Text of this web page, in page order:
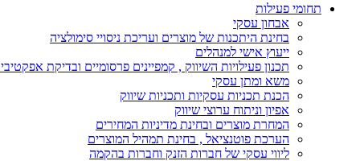
תחומי פעילות
אבחון עסקי
בחינת היתכנות של מוצרים ועריכת ניסויי סימולציה
ייעוץ אישי למנהלים
תכנון פעילויות השיווק , קמפיינים פרסומיים ובדיקת
משא ומתן עסקי
הכנת תכניות עסקיות ותכניות שיווק
אפיון וניתוח ערוצי שיווק
המחרת מוצרים ובחינת מדיניות המחירים
הערכת פוטנציאל , בחינת תמהיל המוצרים
ליווי עסקי של חברות הזנק וחברות בהקמה